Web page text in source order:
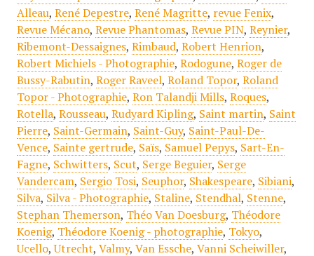
Alleau, René Depestre, René Magritte, revue Fenix,
Revue Mécano, Revue Phantomas, Revue PIN, Reynier,
Ribemont-Dessaignes, Rimbaud, Robert Henrion,
Robert Michiels - Photographie, Rodogune, Roger de
Bussy-Rabutin, Roger Raveel, Roland Topor, Roland
Topor - Photographie, Ron Talandji Mills, Roques,
Rotella, Rousseau, Rudyard Kipling, Saint martin, Saint
Pierre, Saint-Germain, Saint-Guy, Saint-Paul-De-
Vence, Sainte gertrude, Saïs, Samuel Pepys, Sart-En-
Fagne, Schwitters, Scut, Serge Beguier, Serge
Vandercam, Sergio Tosi, Seuphor, Shakespeare, Sibiani,
Silva, Silva - Photographie, Staline, Stendhal, Stenne,
Stephan Themerson, Théo Van Doesburg, Théodore
Koenig, Théodore Koenig - photographie, Tokyo,
Ucello,Utrecht, Valmy, Van Essche, Vanni Scheiwiller,